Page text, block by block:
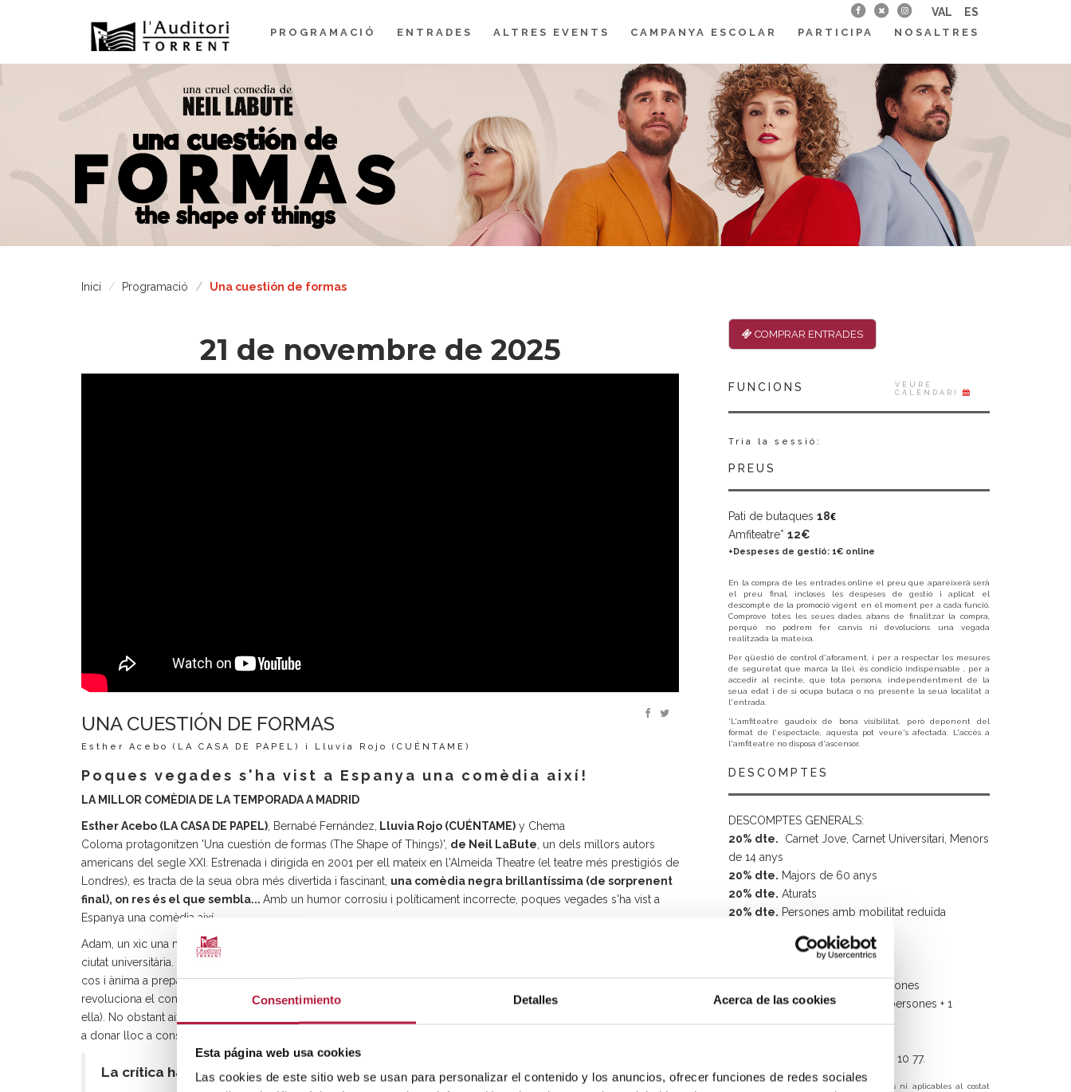
Consentimiento Detalles Acerca de las cookies
Esta página web usa cookies
Las cookies de este sitio web se usan para personalizar el contenido y los anuncios, ofrecer funciones de redes sociales
ES
VAL
PROGRAMACIÓ ENTRADES ALTRES EVENTS CAMPANYA ESCOLAR PARTICIPA NOSALTRES
Inici Programació Una cuestión de formas
21 de novembre de 2025 COMPRAR ENTRADES
UNA CUESTIÓN DE FORMAS
Esther Acebo (LA CASA DE PAPEL) i Lluvia Rojo (CUÉNTAME)
Poques vegades s'ha vist a Espanya una comèdia així!
LA MILLOR COMÈDIA DE LA TEMPORADA A MADRID
Esther Acebo (LA CASA DE PAPEL) , Bernabé Fernández, Lluvia Rojo (CUÉNTAME) y Chema
Coloma protagonitzen 'Una cuestión de formas (The Shape of Things)', de Neil LaBute , un dels millors autors
americans del segle XXI. Estrenada i dirigida en 2001 per ell mateix en l'Almeida Theatre (el teatre més prestigiós de
Londres), es tracta de la seua obra més divertida i fascinant, una comèdia negra brillantíssima (de sorprenent
final), on res és el que sembla... Amb un humor corrosiu i políticament incorrecte, poques vegades s'ha vist a
Espanya una comèdia així...
Adam, un xic una mica avorrit i anodí, treballa en les seues estones lliures com a vigilant d'un museu en una xicoteta
ciutat universitària. Un dia coneix a Evelyn, una atractiva temperamental i transgressora estudiant d'art entregada en
cos i ànima a preparar el projecte final per a la seua tesi. Tots dos inicien una intensa relació amorosa que
revoluciona el convencional món d'Adam (el qual estarà disposat a canviar qualsevol tret de la seua persona per
ella). No obstant això, la seua transformació física i emocional no tardarà a afectar la seua amistat amb Jenny i Philip i
a donar lloc a conseqüències inesperades per a tots.
La crítica ha dicho:
FUNCIONS
VEURE
CALENDARI
Tria la sessió:
PREUS
Pati de butaques18€
Amfiteatre*12€
+Despeses de gestió: 1€ online
En la compra de les entrades online el preu que apareixerà serà
el preu final, incloses les despeses de gestió i aplicat el
descompte de la promoció vigent en el moment per a cada funció.
Comprove totes les seues dades abans de finalitzar la compra,
perquè no podrem fer canvis ni devolucions una vegada
realitzada la mateixa.
Per qüestió de control d'aforament, i per a respectar les mesures
de seguretat que marca la llei, és condició indispensable , per a
accedir al recinte, que tota persona, independentment de la
seua edat i de si ocupa butaca o no, presente la seua localitat a
l'entrada.
*L'amfiteatre gaudeix de bona visibilitat, però depenent del
format de l'espectacle, aquesta pot veure's afectada. L'accés a
l'amfiteatre no disposa d'ascensor.
DESCOMPTES
DESCOMPTES GENERALS:
20% dte. Carnet Jove, Carnet Universitari, Menors
de 14 anys
20% dte. Majors de 60 anys
20% dte. Aturats
20% dte. Persones amb mobilitat reduïda
Grups de 10 a 19 persones
20% dte.Grups a partir de 20 persones + 1
invitació (només en taquilla)
+info i reserves de grups: 96 158 10 77.
Aquests descomptes no són acumulables ni aplicables al costat